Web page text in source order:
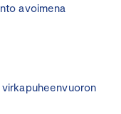
avoimena